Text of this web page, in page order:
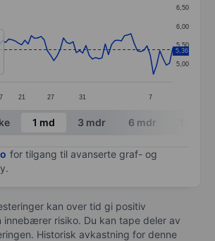
78 data points.
X axis displaying categories.
1 Y axis displaying values. Data
21 27 31 7
5,00
5,50
6,00
6,50
5,36
chart.
1 md 3 mdr 6 mdr
for tilgang til avanserte graf- og
kan over tid gi positiv
innebærer risiko. Du kan tape deler av
Historisk avkastning for denne